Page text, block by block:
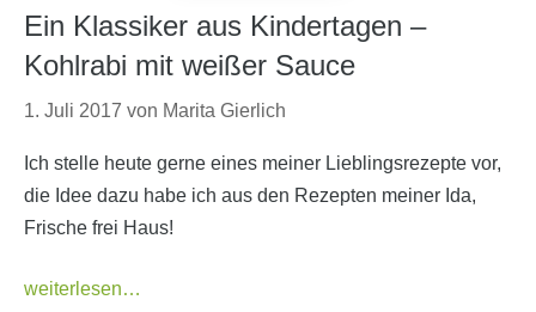
Ein Klassiker aus Kindertagen –
Kohlrabi mit weißer Sauce
1. Juli 2017 von Marita Gierlich
Ich stelle heute gerne eines meiner Lieblingsrezepte vor,
die Idee dazu habe ich aus den Rezepten meiner Ida,
Frische frei Haus!
weiterlesen…